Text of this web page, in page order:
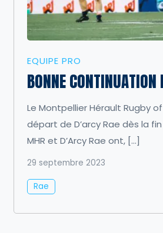
EQUIPE PRO
BONNE CONTINUATION
Le Montpellier Hérault Rugby
départ de D’arcy Rae dès la
MHR et D’Arcy Rae ont, […]
29 septembre 2023
Rae